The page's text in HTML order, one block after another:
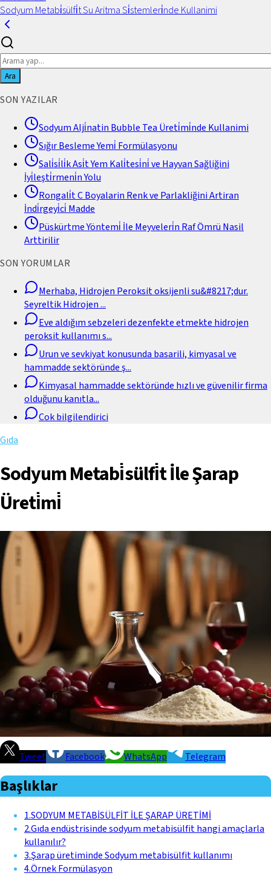
Sodyum Metabi̇sülfi̇t Su Aritma Si̇stemleri̇nde Kullanimi
Ara
SON YAZILAR
Sodyum Alji̇natin Bubble Tea Üreti̇mi̇nde Kullanimi
Sığır Besleme Yemi̇ Formülasyonu
Sali̇si̇li̇k Asi̇t Yem Kali̇tesi̇ni̇ ve Hayvan Sağliğini
İyi̇leşti̇rmeni̇n Yolu
Rongali̇t C Boyalarin Renk ve Parlakliğini Artiran
İndi̇rgeyi̇ci̇ Madde
Püskürtme Yöntemi̇ İle Meyveleri̇n Raf Ömrü Nasil
Arttirilir
SON YORUMLAR
Merhaba, Hidrojen Peroksit oksijenli su&#8217;dur.
Seyreltik Hidrojen...
Eve aldığım sebzeleri dezenfekte etmekte hidrojen
peroksit kullanımı s...
Urun ve sevkiyat konusunda basarili, kimyasal ve
hammadde sektöründe ş...
Kimyasal hammadde sektöründe hızlı ve güvenilir firma
olduğunu kanıtla...
Cok bilgilendirici
Gıda
Sodyum Metabi̇sülfi̇t İle Şarap
Üreti̇mi̇
Tweet Facebook WhatsApp Telegram
Başlıklar
1.SODYUM METABİSÜLFİT İLE ŞARAP ÜRETİMİ
2.Gıda endüstrisinde sodyum metabisülfit hangi amaçlarla
kullanılır?
3.Şarap üretiminde Sodyum metabisülfit kullanımı
4.Örnek Formülasyon